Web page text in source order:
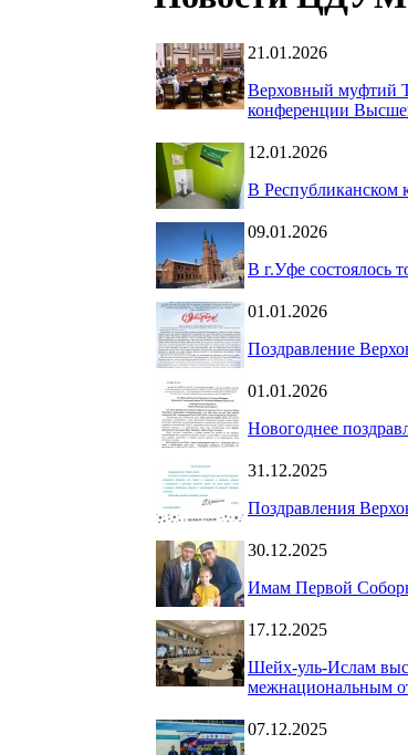
21.01.2026
Верховный муфтий
конференции
12.01.2026
В Республиканском
09.01.2026
В г.Уфе состоялось
01.01.2026
Поздравление
01.01.2026
Новогоднее
31.12.2025
Поздравления
30.12.2025
Имам Первой
17.12.2025
Шейх-уль-Ислам
межнациональным
07.12.2025